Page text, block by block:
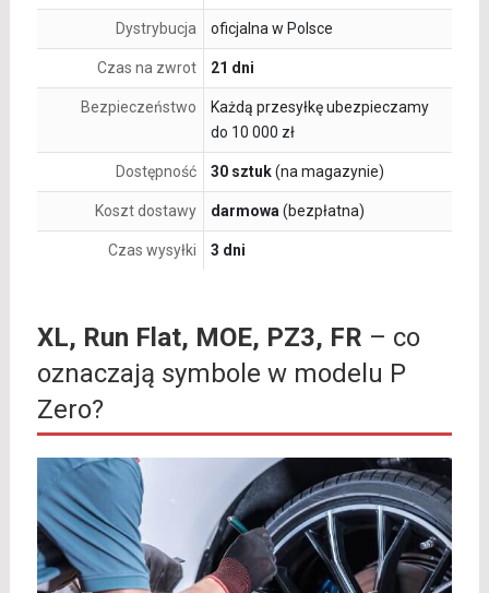
Dystrybucja oficjalna w Polsce
Czas na zwrot 21 dni
Bezpieczeństwo
Każdą przesyłkę ubezpieczamy
do 10 000 zł
Dostępność 30 sztuk(na magazynie)
Koszt dostawy darmowa (bezpłatna)
Czas wysyłki 3 dni
XL, Run Flat, MOE, PZ3, FR – co
oznaczają symbole w modelu P
Zero?